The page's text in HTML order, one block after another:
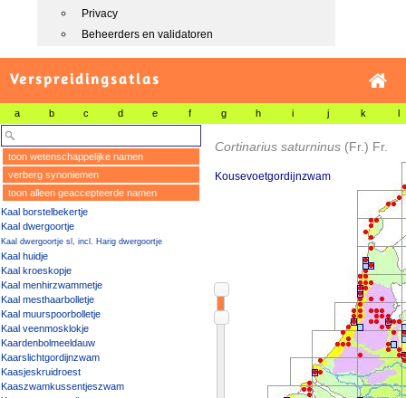
Privacy
Beheerders en validatoren
Verspreidingsatlas
a b c d e f g h i j k l
toon wetenschappelijke namen
verberg synoniemen
toon alleen geaccepteerde namen
Kaal borstelbekertje
Kaal dwergoortje
Kaal dwergoortje sl, incl. Harig dwergoortje
Kaal huidje
Kaal kroeskopje
Kaal menhirzwammetje
Kaal mesthaarbolletje
Kaal muurspoorbolletje
Kaal veenmosklokje
Kaardenbolmeeldauw
Kaarslichtgordijnzwam
Kaasjeskruidroest
Kaaszwamkussentjeszwam
Cortinarius saturninus (Fr.) Fr.
Kousevoetgordijnzwam